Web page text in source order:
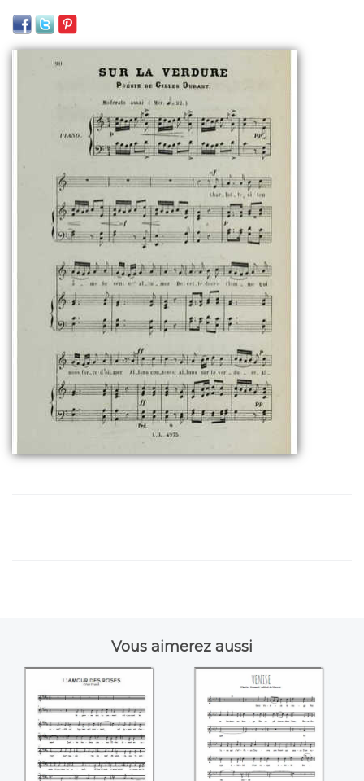
Vous aimerez aussi
L'amour des roses
(César Franck)
Venise (Charles
Gounod / Alfred de
Musset)